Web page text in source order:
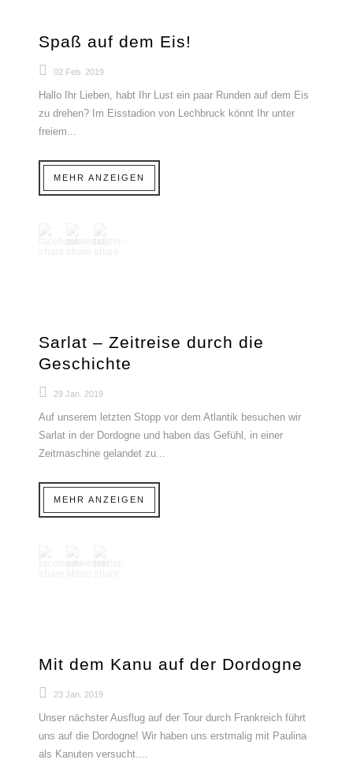
Spaß auf dem Eis!
02 Feb. 2019
Hallo Ihr Lieben, habt Ihr Lust ein paar Runden auf dem Eis
zu drehen? Im Eisstadion von Lechbruck könnt Ihr unter
freiem...
MEHR ANZEIGEN
Sarlat – Zeitreise durch die
Geschichte
29 Jan. 2019
Auf unserem letzten Stopp vor dem Atlantik besuchen wir
Sarlat in der Dordogne und haben das Gefühl, in einer
Zeitmaschine gelandet zu...
MEHR ANZEIGEN
Mit dem Kanu auf der Dordogne
23 Jan. 2019
Unser nächster Ausflug auf der Tour durch Frankreich führt
uns auf die Dordogne! Wir haben uns erstmalig mit Paulina
als Kanuten versucht....